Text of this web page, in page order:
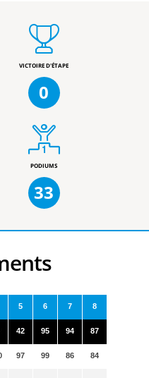
VICTOIRE D'ÉTAPE
0
PODIUMS
33
5
42
97
6
95
99
7
94
86
8
87
84